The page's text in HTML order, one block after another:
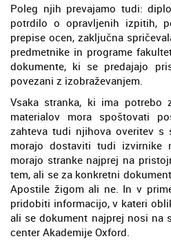
Poleg njih prevajamo tudi:
potrdilo o opravljenih izpitih,
prepise ocen, zaključna
predmetnike in programe
dokumente, ki se predajajo
povezani z izobraževanjem.
Vsaka stranka, ki ima potrebo
materialov mora spoštovati
zahteva tudi njihova overitev s
morajo dostaviti tudi izvirnike
morajo stranke najprej na
tem, ali se za konkretni
Apostile žigom ali ne. In v
pridobiti informacijo, v kateri
ali se dokument najprej nosi na
center Akademije Oxford.